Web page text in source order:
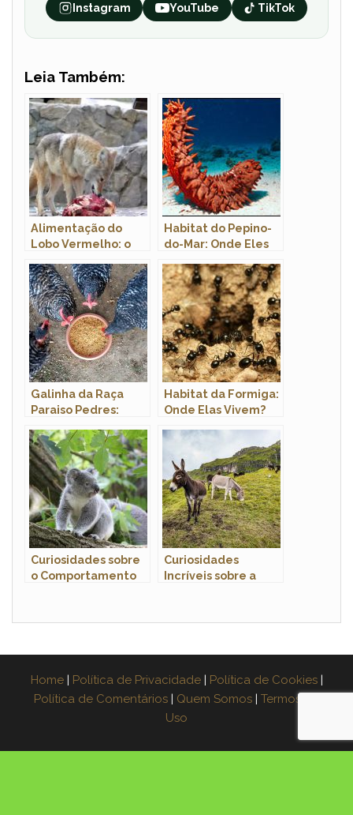
Instagram YouTube TikTok
Leia Também:
Alimentação do
Lobo Vermelho: o
Vermelho Come?
Habitat do Pepino-
do-Mar: Onde Eles
Galinha da Raça
Paraiso Pedres:
Ovos E Fotos
Habitat da Formiga:
Onde Elas Vivem?
Curiosidades sobre
o Comportamento
Marsupiais
Curiosidades
Incríveis sobre a
Home | Política de Privacidade | Política de Cookies |
Política de Comentários | Quem Somos | Termos de
Uso